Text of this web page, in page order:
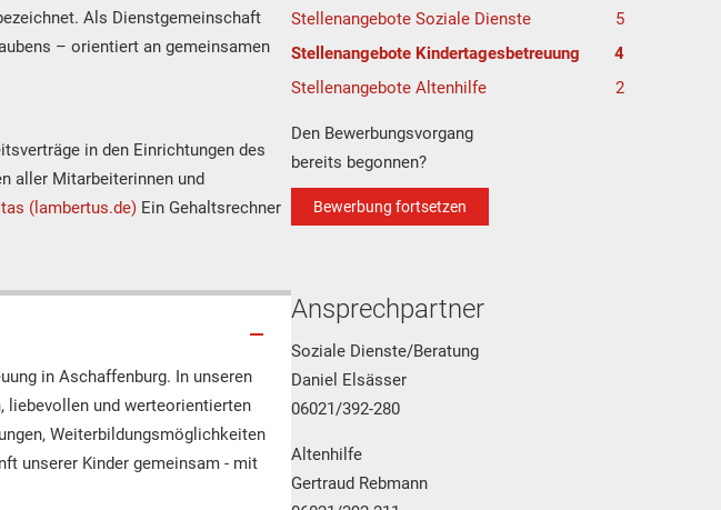
Als Dienstgemeinschaft
– orientiert an gemeinsamen
in den Einrichtungen des
aller Mitarbeiterinnen und
(lambertus.de) Ein Gehaltsrechner
in Aschaffenburg. In unseren
liebevollen und werteorientierten
Weiterbildungsmöglichkeiten
unserer Kinder gemeinsam - mit
Stellenangebote Soziale Dienste
5
Stellenangebote Kindertagesbetreuung
4
Stellenangebote Altenhilfe
2
Den Bewerbungsvorgang
bereits begonnen?
Bewerbung fortsetzen
Ansprechpartner
Soziale Dienste/Beratung
Daniel Elsässer
06021/392-280
Altenhilfe
Gertraud Rebmann